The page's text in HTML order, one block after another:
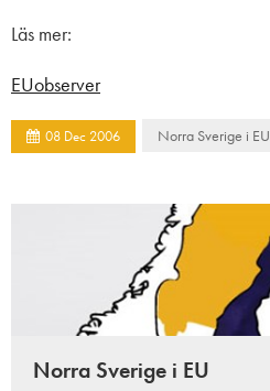
Läs mer:
EUobserver
08 Dec 2006 Norra Sverige i EU
Norra Sverige i EU